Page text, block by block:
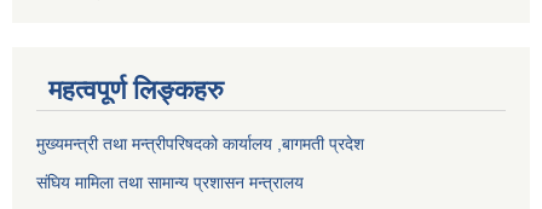
महत्वपूर्ण लिङ्कहरु
मुख्यमन्त्री तथा मन्त्रीपरिषदको कार्यालय ,बागमती प्रदेश
संघिय मामिला तथा सामान्य प्रशासन मन्त्रालय